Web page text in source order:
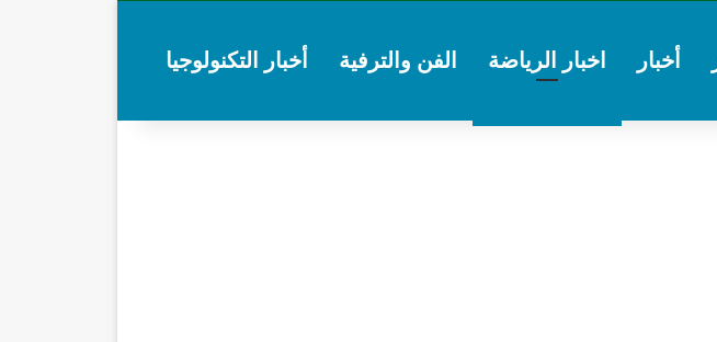
أخبار اخبار الرياضة الفن والترفية أخبار التكنولوجيا